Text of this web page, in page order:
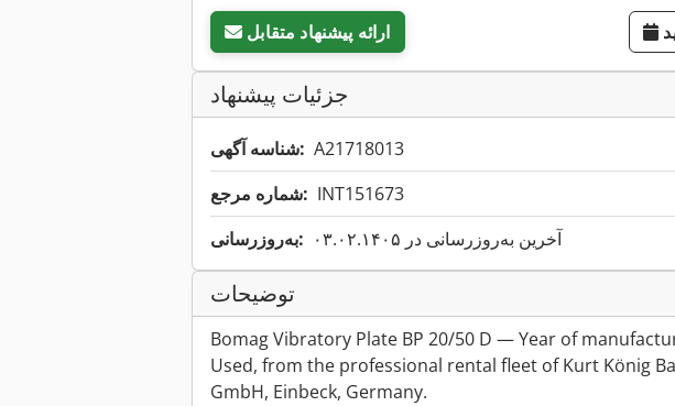
ارائه پیشنهاد متقابل
جزئیات پیشنهاد
شناسه آگهی: A21718013
شماره مرجع: INT151673
به‌روزرسانی:
آخرین به‌روزرسانی در ۰۳.۰۲.۱۴۰۵
توضیحات
Bomag Vibratory Plate BP 20/50 D — Year of
Used, from the professional rental fleet of Kurt König
GmbH, Einbeck, Germany.